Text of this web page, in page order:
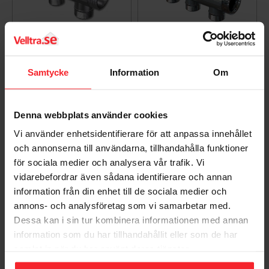
Samtycke Information Om
Denna webbplats använder cookies
Vi använder enhetsidentifierare för att anpassa innehållet
och annonserna till användarna, tillhandahålla funktioner
för sociala medier och analysera vår trafik. Vi
vidarebefordrar även sådana identifierare och annan
information från din enhet till de sociala medier och
annons- och analysföretag som vi samarbetar med.
Dessa kan i sin tur kombinera informationen med annan
information som du har tillhandahållit eller som de har
G25/2xG20 2xc/c 50mm
1875287
Lägg till i favoriter
G25/3xG20 3xc/c 50mm
Lägg
Populära produkter